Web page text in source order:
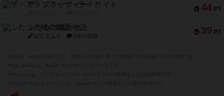
44 PT
ザ・フラッフィー・ライト
39 PT
ふたつの城の物語
紹介文あり 6件の投稿